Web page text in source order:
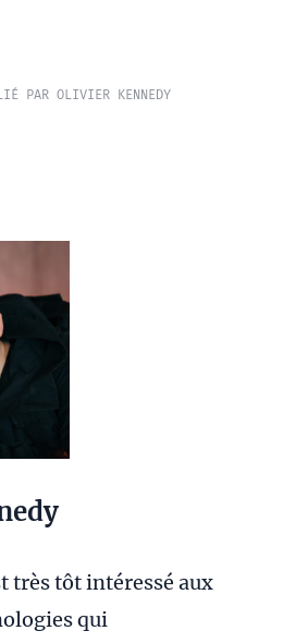
PAR OLIVIER KENNEDY
très tôt intéressé aux
qui